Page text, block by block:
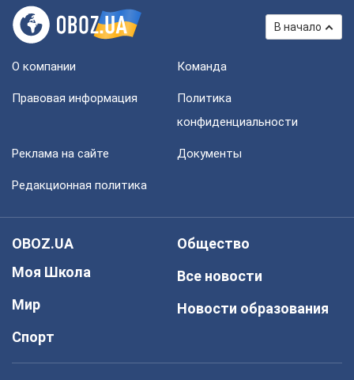
В начало
О компании Команда
Правовая информация
Политика
конфиденциальности
Реклама на сайте Документы
Редакционная политика
OBOZ.UA
Моя Школа
Мир
Спорт
Общество
Все новости
Новости образования